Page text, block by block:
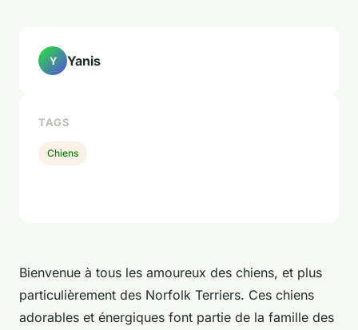
Bienvenue à tous les amoureux des chiens, et plus
particulièrement des Norfolk Terriers. Ces chiens
adorables et énergiques font partie de la famille des
Y Yanis
TAGS
Chiens